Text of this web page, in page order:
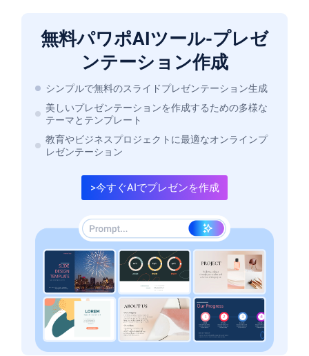
無料パワポAIツール-プレゼ
ンテーション作成
シンプルで無料のスライドプレゼンテーション生成
美しいプレゼンテーションを作成するための多様な
テーマとテンプレート
教育やビジネスプロジェクトに最適なオンラインプ
レゼンテーション
>今すぐAIでプレゼンを作成